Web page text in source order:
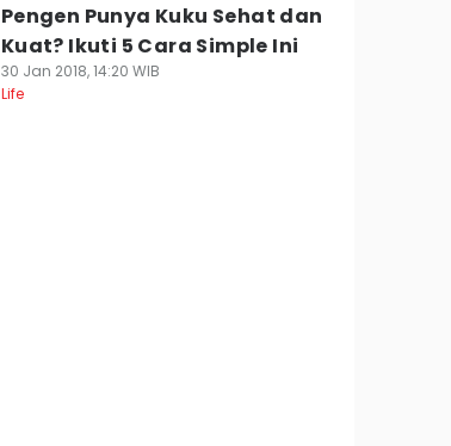
Pengen Punya Kuku Sehat dan
Kuat? Ikuti 5 Cara Simple Ini
30 Jan 2018, 14:20 WIB
Life